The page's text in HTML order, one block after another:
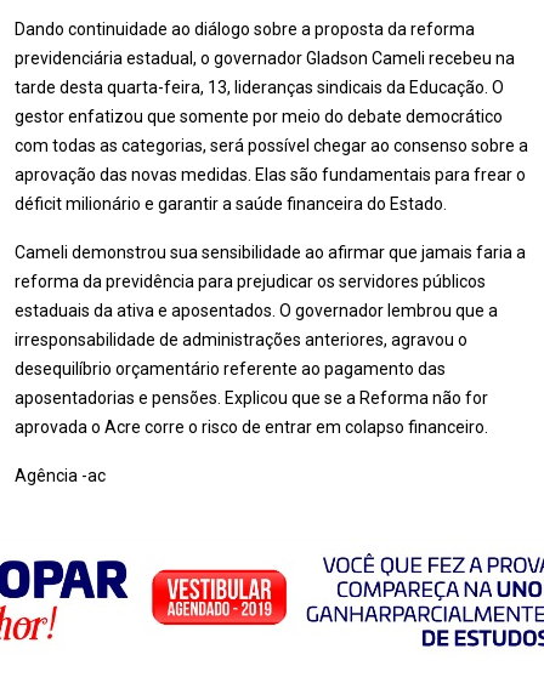
Dando continuidade ao diálogo sobre a proposta da reforma
previdenciária estadual, o governador Gladson Cameli recebeu na
tarde desta quarta-feira, 13, lideranças sindicais da Educação. O
gestor enfatizou que somente por meio do debate democrático
com todas as categorias, será possível chegar ao consenso sobre a
aprovação das novas medidas. Elas são fundamentais para frear o
déficit milionário e garantir a saúde financeira do Estado.
Cameli demonstrou sua sensibilidade ao afirmar que jamais faria a
reforma da previdência para prejudicar os servidores públicos
estaduais da ativa e aposentados. O governador lembrou que a
irresponsabilidade de administrações anteriores, agravou o
desequilíbrio orçamentário referente ao pagamento das
aposentadorias e pensões. Explicou que se a Reforma não for
aprovada o Acre corre o risco de entrar em colapso financeiro.
Agência -ac